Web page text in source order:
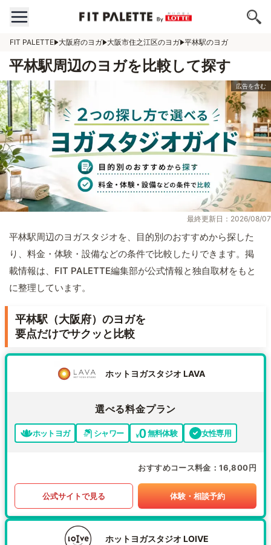
FIT PALETTE 大阪府のヨガ 大阪市住之江区のヨガ 平林駅のヨガ
平林駅周辺のヨガを比較して探す
最終更新日：2026/08/07
平林駅周辺のヨガスタジオを、目的別のおすすめから探した
り、料金・体験・設備などの条件で比較したりできます。掲
載情報は、FIT PALETTE編集部が公式情報と独自取材をもと
に整理しています。
平林駅（大阪府）のヨガを
要点だけでサクッと比較
ホットヨガスタジオ LAVA
選べる料金プラン
ホットヨガ シャワー 無料体験 女性専用
おすすめコース料金 16,800円
公式サイトで見る 体験・相談予約
ホットヨガスタジオ LOIVE